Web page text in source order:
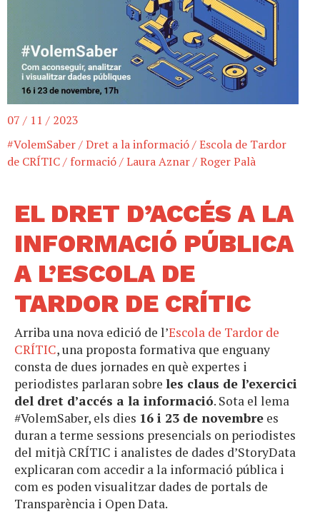
07 / 11 / 2023
#VolemSaber/Dret a la informació/Escola de Tardor
de CRÍTIC/ formació/Laura Aznar/Roger Palà
EL DRET D’ACCÉS A LA
INFORMACIÓ PÚBLICA
A L’ESCOLA DE
TARDOR DE CRÍTIC
Arriba una nova edició de l’Escola de Tardor de
CRÍTIC, una proposta formativa que enguany
consta de dues jornades en què expertes i
periodistes parlaran sobre les claus de l’exercici
del dret d’accés a la informació. Sota el lema
#VolemSaber, els dies 16 i 23 de novembre es
duran a terme sessions presencials on periodistes
del mitjà CRÍTIC i analistes de dades d’StoryData
explicaran com accedir a la informació pública i
com es poden visualitzar dades de portals de
Transparència i Open Data.